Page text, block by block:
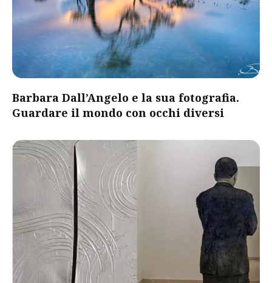
Barbara Dall’Angelo e la sua fotografia.
Guardare il mondo con occhi diversi